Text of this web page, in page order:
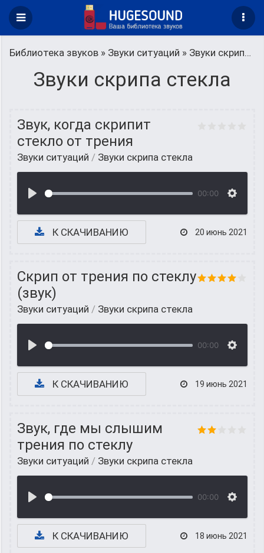
Библиотека звуков » Звуки ситуаций » Звуки скрипа стекла
Звуки скрипа стекла
Звук, когда скрипит
стекло от трения
Звуки ситуаций / Звуки скрипа стекла
00:00
К СКАЧИВАНИЮ 20 июнь 2021
Скрип от трения по стеклу
(звук)
Звуки ситуаций / Звуки скрипа стекла
00:00
К СКАЧИВАНИЮ 19 июнь 2021
Звук, где мы слышим
трения по стеклу
Звуки ситуаций / Звуки скрипа стекла
00:00
К СКАЧИВАНИЮ 18 июнь 2021